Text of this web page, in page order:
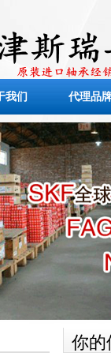
我们 代理品
你的